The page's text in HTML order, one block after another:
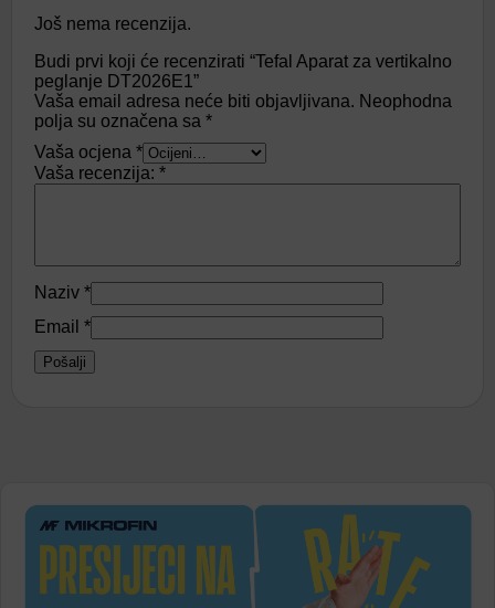
Još nema recenzija.
Budi prvi koji će recenzirati “Tefal Aparat za vertikalno
peglanje DT2026E1”
Vaša email adresa neće biti objavljivana. Neophodna
polja su označena sa *
Vaša ocjena *
Vaša recenzija: *
Naziv *
Email *